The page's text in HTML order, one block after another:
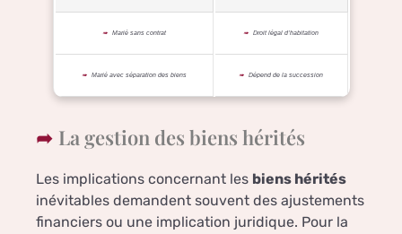
Marié sans contrat Droit légal d’habitation
Marié avec séparation des biens Dépend de la succession
La gestion des biens hérités
Les implications concernant les biens hérités
inévitables demandent souvent des ajustements
financiers ou une implication juridique. Pour la